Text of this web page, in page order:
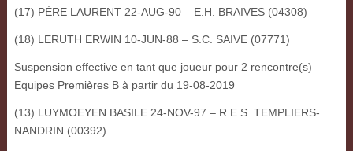
(17) PÈRE LAURENT 22-AUG-90 – E.H. BRAIVES (04308)
(18) LERUTH ERWIN 10-JUN-88 – S.C. SAIVE (07771)
Suspension effective en tant que joueur pour 2 rencontre(s)
Equipes Premières B à partir du 19-08-2019
(13) LUYMOEYEN BASILE 24-NOV-97 – R.E.S. TEMPLIERS-
NANDRIN (00392)